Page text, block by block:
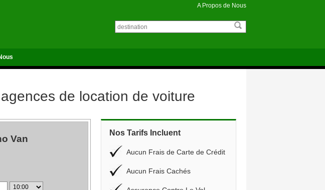
A Propos de Nous
de location de voiture
Van
Nos Tarifs Incluent
Aucun Frais de Carte de Crédit
Aucun Frais Cachés